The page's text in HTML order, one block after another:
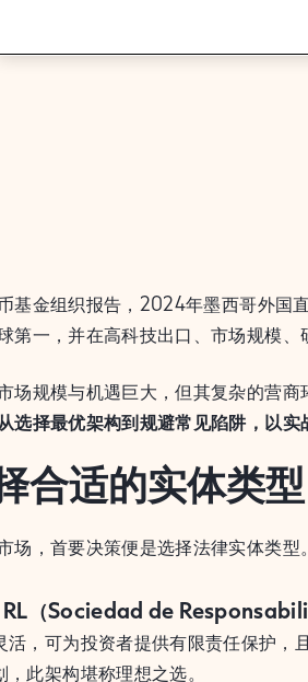
基金组织报告，2024年墨西哥外国
第一，并在高科技出口、市场规模、
场规模与机遇巨大，但其复杂的营商
选择最优架构到规避常见陷阱，以实
合适的实体类型
场，首要决策便是选择法律实体类
RL（Sociedad de
活，可为投资者提供有限责任保护，
，此架构堪称理想之选。